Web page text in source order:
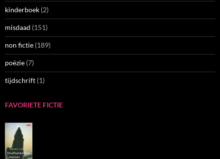
kinderboek (2)
misdaad (151)
non fictie (189)
poëzie (7)
tijdschrift (1)
FAVORIETE FICTIE